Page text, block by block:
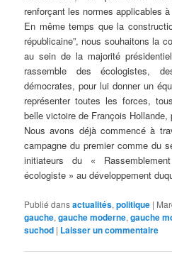
renforçant les normes applicables à
En même temps que la
républicaine”, nous souhaitons la
au sein de la majorité
rassemble des écologistes,
démocrates, pour lui donner un
représenter toutes les forces,
belle victoire de François Hollande,
Nous avons déjà commencé à
campagne du premier comme du
initiateurs du «
écologiste » au développement
Publié dansactualités,politique |
gauche,gauche moderne,gauche
suchod | Laisser un commentaire